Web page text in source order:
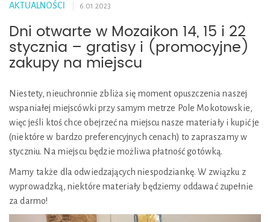
AKTUALNOŚCI 6.01.2023
Dni otwarte w Mozaikon 14, 15 i 22
stycznia – gratisy i (promocyjne)
zakupy na miejscu
Niestety, nieuchronnie zbliża się moment opuszczenia naszej
wspaniałej miejscówki przy samym metrze Pole Mokotowskie,
więc jeśli ktoś chce obejrzeć na miejscu nasze materiały i kupić je
(niektóre w bardzo preferencyjnych cenach) to zapraszamy w
styczniu. Na miejscu będzie możliwa płatność gotówką.
Mamy także dla odwiedzających niespodziankę. W związku z
wyprowadzką, niektóre materiały będziemy oddawać zupełnie
za darmo!